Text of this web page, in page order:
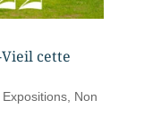
Vieil cette
Expositions, Non